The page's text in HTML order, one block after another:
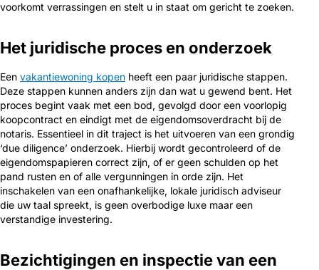
voorkomt verrassingen en stelt u in staat om gericht te zoeken.
Het juridische proces en onderzoek
Een vakantiewoning kopen heeft een paar juridische stappen.
Deze stappen kunnen anders zijn dan wat u gewend bent. Het
proces begint vaak met een bod, gevolgd door een voorlopig
koopcontract en eindigt met de eigendomsoverdracht bij de
notaris. Essentieel in dit traject is het uitvoeren van een grondig
‘due diligence’ onderzoek. Hierbij wordt gecontroleerd of de
eigendomspapieren correct zijn, of er geen schulden op het
pand rusten en of alle vergunningen in orde zijn. Het
inschakelen van een onafhankelijke, lokale juridisch adviseur
die uw taal spreekt, is geen overbodige luxe maar een
verstandige investering.
Bezichtigingen en inspectie van een